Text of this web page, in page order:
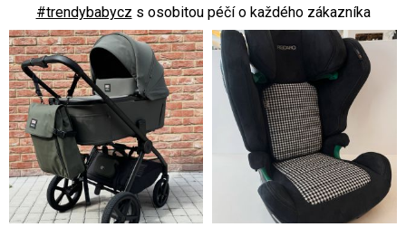
#trendybabycz s osobitou péčí o každého zákazníka